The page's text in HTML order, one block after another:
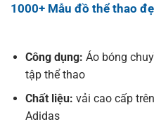
1000+ Mẫu đồ thể thao
Công dụng: Áo bóng
tập thể thao
Chất liệu: vải cao cấp
Adidas